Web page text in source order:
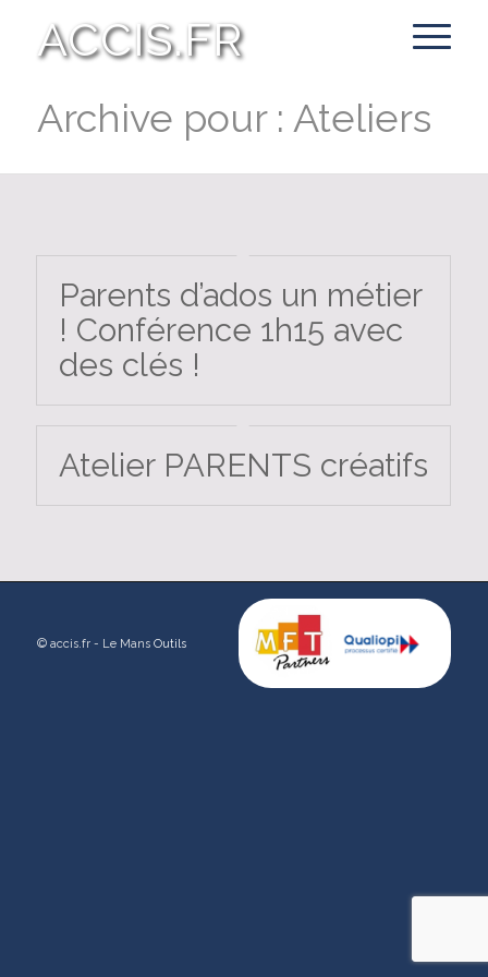
ACCIS.FR
Archive pour : Ateliers
Parents d’ados un métier
! Conférence 1h15 avec
des clés !
Atelier PARENTS créatifs
© accis.fr - Le Mans Outils